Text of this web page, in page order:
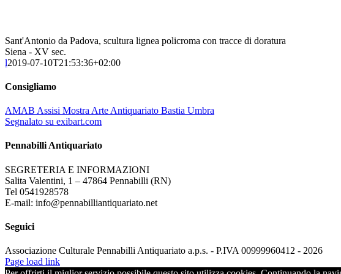
Sant'Antonio da Padova, scultura lignea policroma con tracce di doratura
Siena - XV sec.
l2019-07-10T21:53:36+02:00
Consigliamo
AMAB Assisi Mostra Arte Antiquariato Bastia Umbra
Segnalato su exibart.com
Pennabilli Antiquariato
SEGRETERIA E INFORMAZIONI
Salita Valentini, 1 – 47864 Pennabilli (RN)
Tel 0541928578
E-mail: info@pennabilliantiquariato.net
Seguici
Associazione Culturale Pennabilli Antiquariato a.p.s. - P.IVA 00999960412 - 2026
Page load link